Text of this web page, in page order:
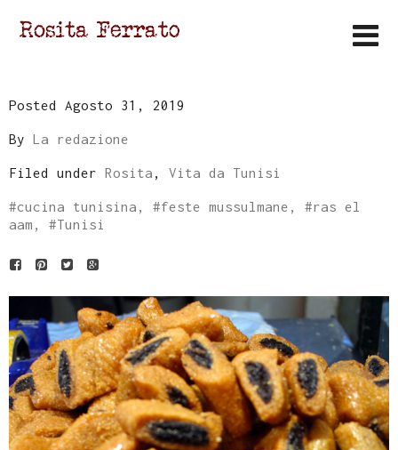
Posted Agosto 31, 2019
By La redazione
Filed under Rosita , Vita da Tunisi
#cucina tunisina , #feste mussulmane , #ras el
aam , #Tunisi